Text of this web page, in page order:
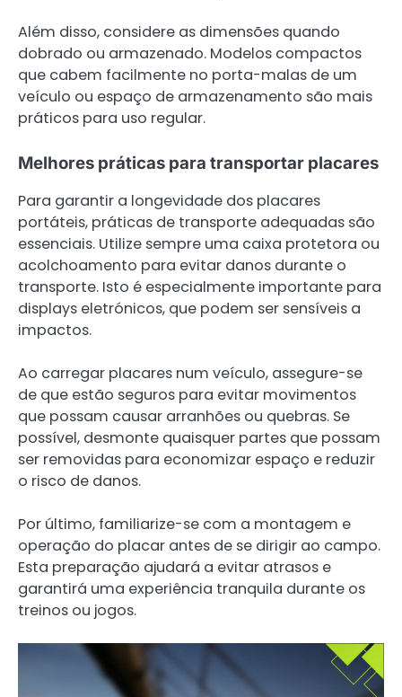
Além disso, considere as dimensões quando
dobrado ou armazenado. Modelos compactos
que cabem facilmente no porta-malas de um
veículo ou espaço de armazenamento são mais
práticos para uso regular.
Melhores práticas para transportar placares
Para garantir a longevidade dos placares
portáteis, práticas de transporte adequadas são
essenciais. Utilize sempre uma caixa protetora ou
acolchoamento para evitar danos durante o
transporte. Isto é especialmente importante para
displays eletrónicos, que podem ser sensíveis a
impactos.
Ao carregar placares num veículo, assegure-se
de que estão seguros para evitar movimentos
que possam causar arranhões ou quebras. Se
possível, desmonte quaisquer partes que possam
ser removidas para economizar espaço e reduzir
o risco de danos.
Por último, familiarize-se com a montagem e
operação do placar antes de se dirigir ao campo.
Esta preparação ajudará a evitar atrasos e
garantirá uma experiência tranquila durante os
treinos ou jogos.